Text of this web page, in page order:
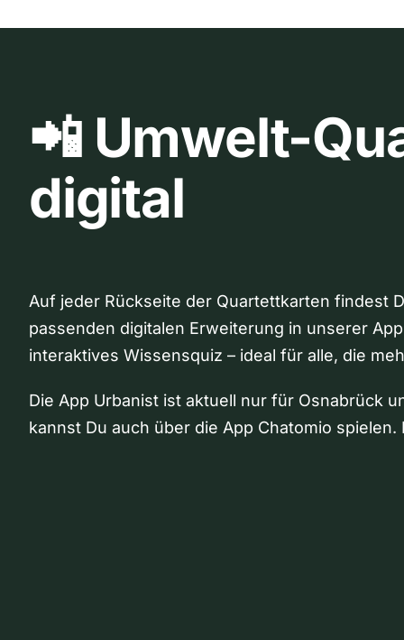
📲 Umwelt-
digital
Auf jeder Rückseite der Quartettkarten findest
passenden digitalen Erweiterung in unserer
interaktives Wissensquiz – ideal für alle, die
Die App Urbanist ist aktuell nur für Osnabrück
kannst Du auch über die App Chatomio